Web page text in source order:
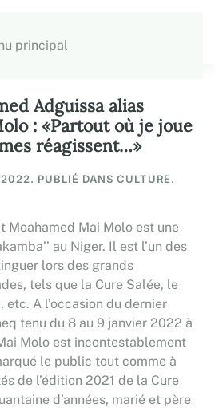
principal
Adguissa alias
: «Partout où je joue
réagissent…»
. PUBLIÉ DANS CULTURE.
Moahamed Mai Molo est une
au Niger. Il est l’un des
lors des grands
tels que la Cure Salée, le
A l’occasion du dernier
tenu du 8 au 9 janvier 2022 à
Molo est incontestablement
le public tout comme à
de l’édition 2021 de la Cure
d’années, marié et père